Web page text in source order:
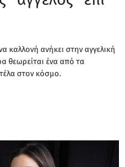
καλλονή ανήκει στην αγγελική
θεωρείται ένα από τα
στον κόσμο.